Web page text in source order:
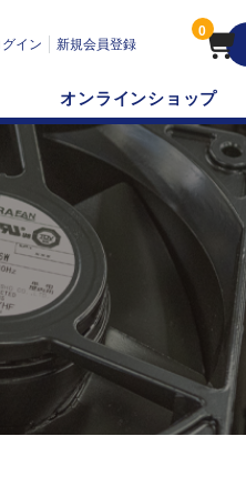
グイン 新規会員登録
0
オンラインショップ